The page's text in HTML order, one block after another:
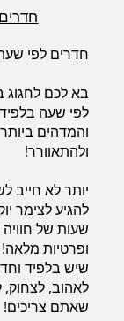
חדרים לפי שעה
חדרים לפי שעה
חדרים לפי שעה
חדרים לפי שעה
חדרים לפי
בא לכם לחגוג
לפי שעה
והמדהים
ולהתאוורר!
יותר לא
להגיע לצימר
שעות של
ופרטיות
שיש בלפיד
לאהוב,
שאתם צריכים!